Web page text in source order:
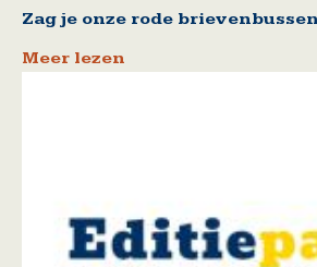
Zag je onze rode
Meer lezen